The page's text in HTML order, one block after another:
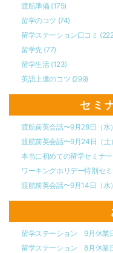
渡航準備 (175)
留学のコツ (74)
留学ステーション口コミ
留学先 (77)
留学生活 (123)
英語上達のコツ (299)
セミ
渡航前英会話〜9月28日（水
渡航前英会話〜9月24日（土
本当に初めての留学セミナ
ワーキングホリデー特別セ
渡航前英会話〜9月14日（水
留学ステーション 9月休業
留学ステーション 8月休業